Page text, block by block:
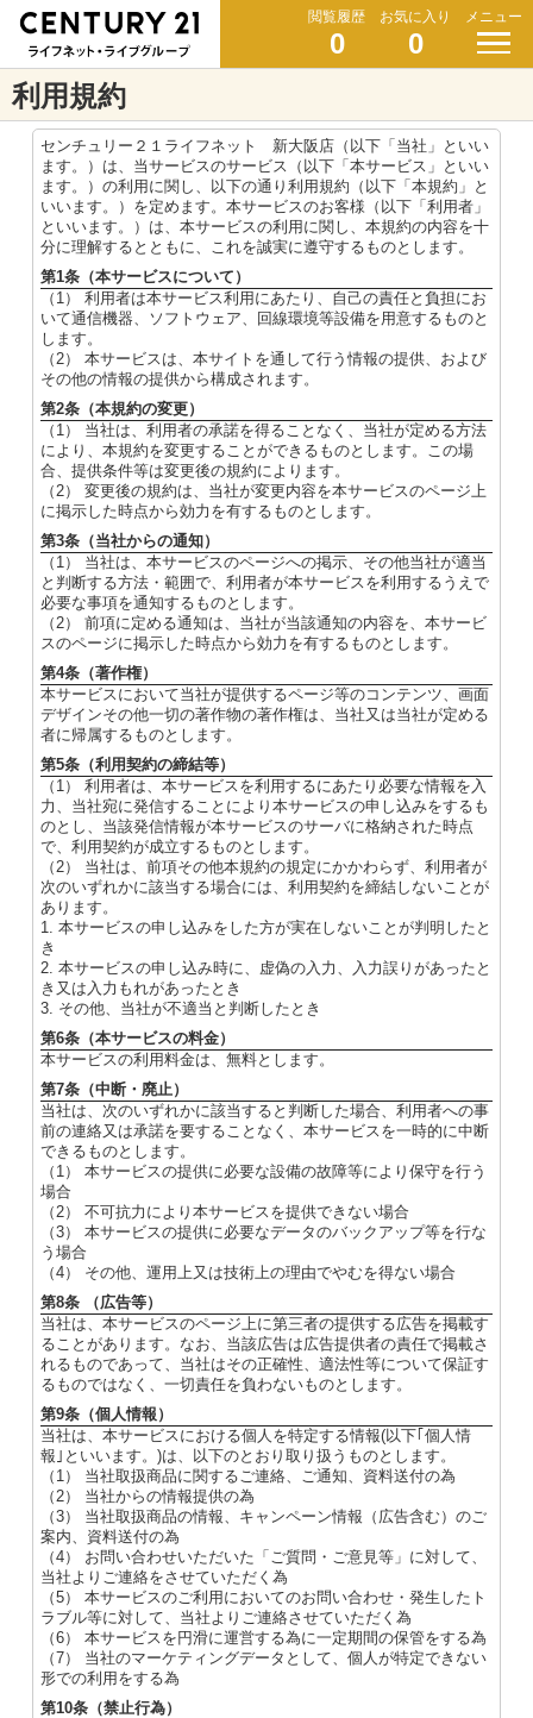
閲覧履歴
0
お気に入り
0
メニュー
利用規約
センチュリー２１ライフネット 新大阪店（以下「当社」といい
ます。）は、当サービスのサービス（以下「本サービス」といい
ます。）の利用に関し、以下の通り利用規約（以下「本規約」と
いいます。）を定めます。本サービスのお客様（以下「利用者」
といいます。）は、本サービスの利用に関し、本規約の内容を十
分に理解するとともに、これを誠実に遵守するものとします。
第1条（本サービスについて）
（1） 利用者は本サービス利用にあたり、自己の責任と負担にお
いて通信機器、ソフトウェア、回線環境等設備を用意するものと
します。
（2） 本サービスは、本サイトを通して行う情報の提供、および
その他の情報の提供から構成されます。
第2条（本規約の変更）
（1） 当社は、利用者の承諾を得ることなく、当社が定める方法
により、本規約を変更することができるものとします。この場
合、提供条件等は変更後の規約によります。
（2） 変更後の規約は、当社が変更内容を本サービスのページ上
に掲示した時点から効力を有するものとします。
第3条（当社からの通知）
（1） 当社は、本サービスのページへの掲示、その他当社が適当
と判断する方法・範囲で、利用者が本サービスを利用するうえで
必要な事項を通知するものとします。
（2） 前項に定める通知は、当社が当該通知の内容を、本サービ
スのページに掲示した時点から効力を有するものとします。
第4条（著作権）
本サービスにおいて当社が提供するページ等のコンテンツ、画面
デザインその他一切の著作物の著作権は、当社又は当社が定める
者に帰属するものとします。
第5条（利用契約の締結等）
（1） 利用者は、本サービスを利用するにあたり必要な情報を入
力、当社宛に発信することにより本サービスの申し込みをするも
のとし、当該発信情報が本サービスのサーバに格納された時点
で、利用契約が成立するものとします。
（2） 当社は、前項その他本規約の規定にかかわらず、利用者が
次のいずれかに該当する場合には、利用契約を締結しないことが
あります。
1. 本サービスの申し込みをした方が実在しないことが判明したと
き
2. 本サービスの申し込み時に、虚偽の入力、入力誤りがあったと
き又は入力もれがあったとき
3. その他、当社が不適当と判断したとき
第6条（本サービスの料金）
本サービスの利用料金は、無料とします。
第7条（中断・廃止）
当社は、次のいずれかに該当すると判断した場合、利用者への事
前の連絡又は承諾を要することなく、本サービスを一時的に中断
できるものとします。
（1） 本サービスの提供に必要な設備の故障等により保守を行う
場合
（2） 不可抗力により本サービスを提供できない場合
（3） 本サービスの提供に必要なデータのバックアップ等を行な
う場合
（4） その他、運用上又は技術上の理由でやむを得ない場合
第8条 （広告等）
当社は、本サービスのページ上に第三者の提供する広告を掲載す
ることがあります。なお、当該広告は広告提供者の責任で掲載さ
れるものであって、当社はその正確性、適法性等について保証す
るものではなく、一切責任を負わないものとします。
第9条（個人情報）
当社は、本サービスにおける個人を特定する情報(以下｢個人情
報｣といいます。)は、以下のとおり取り扱うものとします。
（1） 当社取扱商品に関するご連絡、ご通知、資料送付の為
（2） 当社からの情報提供の為
（3） 当社取扱商品の情報、キャンペーン情報（広告含む）のご
案内、資料送付の為
（4） お問い合わせいただいた「ご質問・ご意見等」に対して、
当社よりご連絡をさせていただく為
（5） 本サービスのご利用においてのお問い合わせ・発生したト
ラブル等に対して、当社よりご連絡させていただく為
（6） 本サービスを円滑に運営する為に一定期間の保管をする為
（7） 当社のマーケティングデータとして、個人が特定できない
形での利用をする為
第10条（禁止行為）